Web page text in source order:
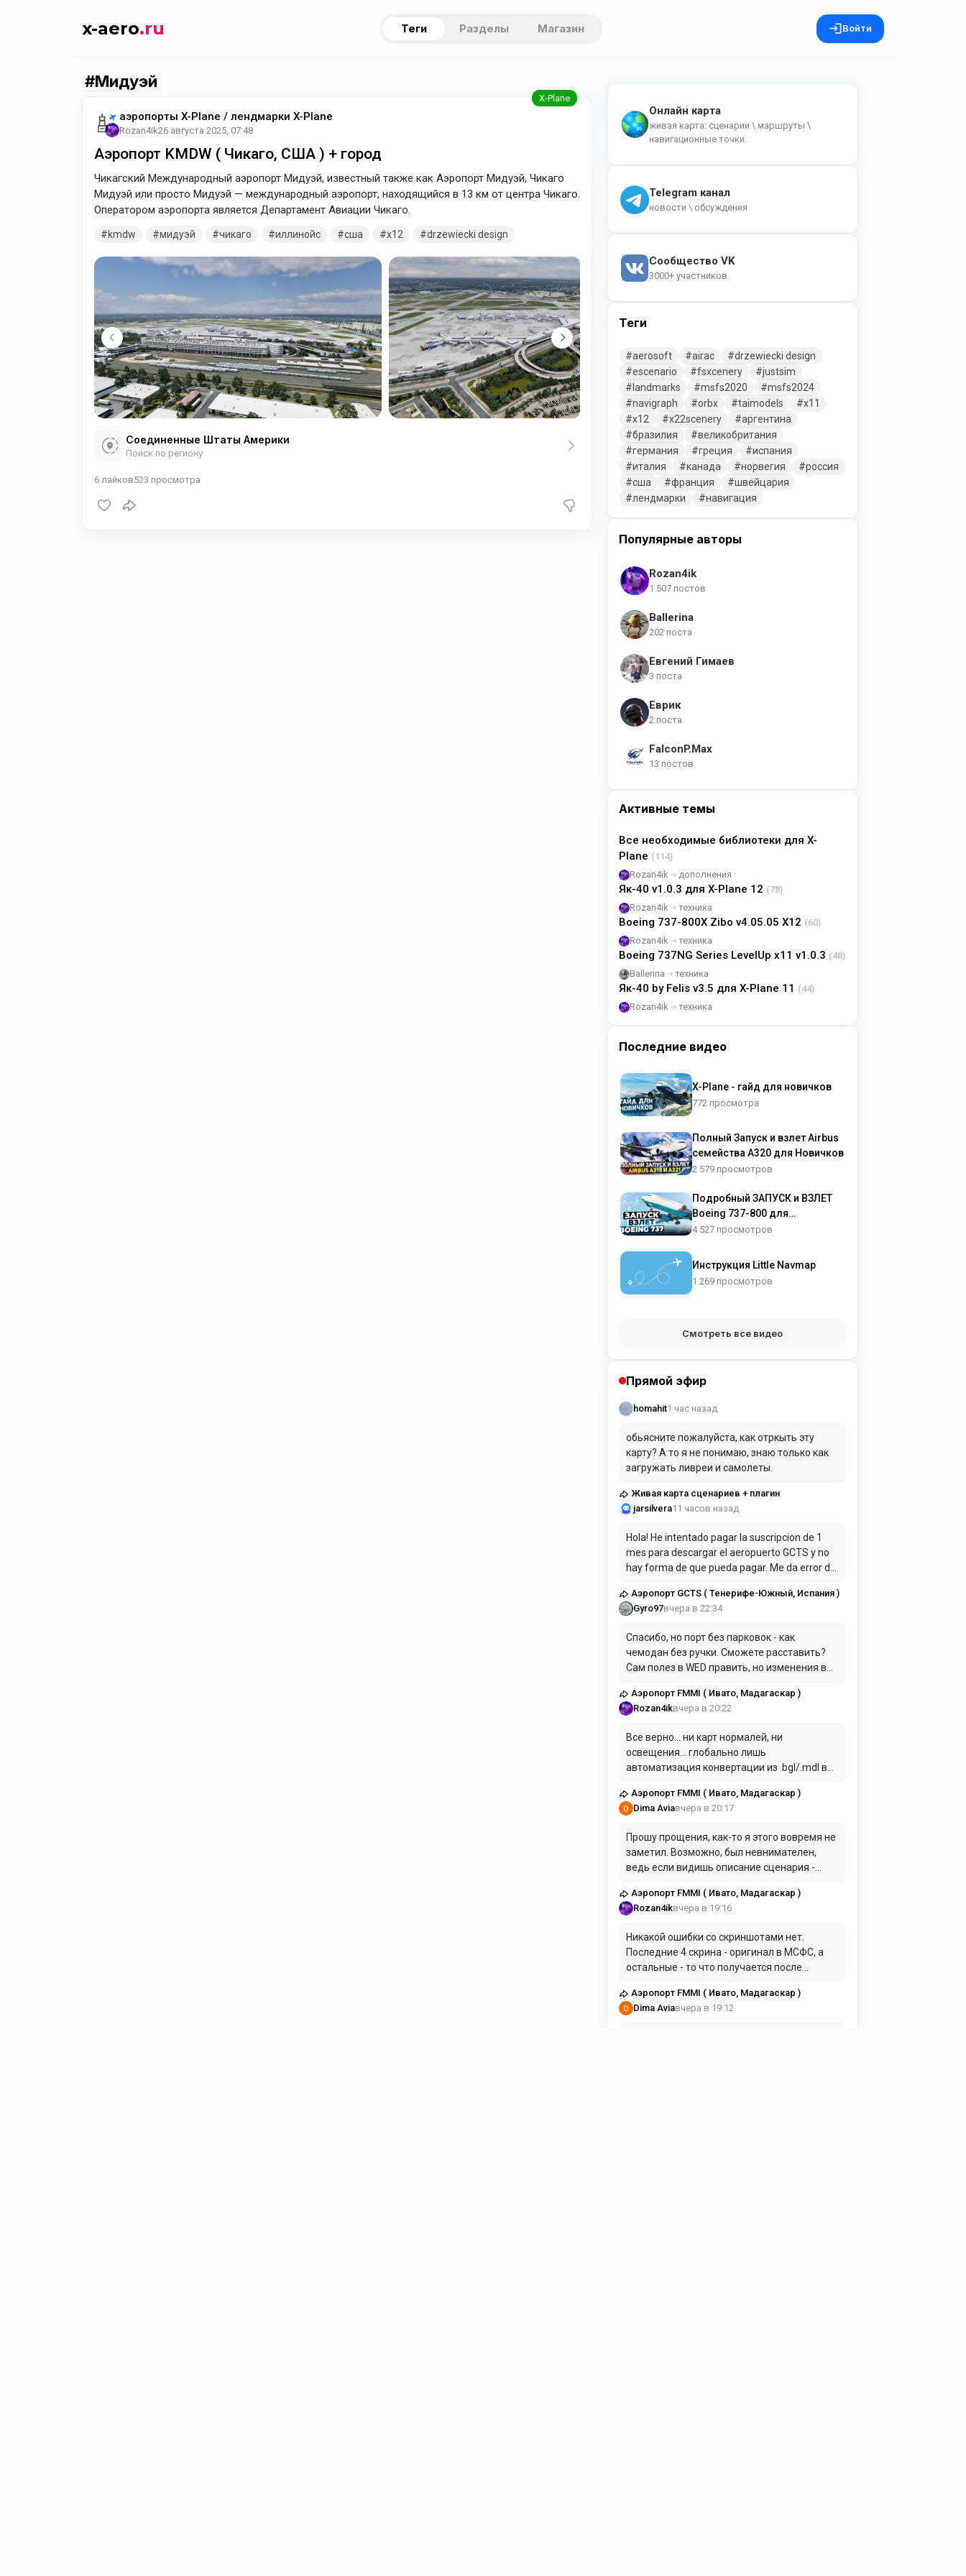
x-aero.ru Теги Разделы Магазин Войти
Мидуэй
аэропорты X-Plane / лендмарки X-Plane
Rozan4ik26 августа 2025, 07:48
Аэропорт KMDW ( Чикаго, США ) + город
Чикагский Международный аэропорт Мидуэй, известный также как Аэропорт Мидуэй, Чикаго
Мидуэй или просто Мидуэй — международный аэропорт, находящийся в 13 км от центра Чикаго.
Оператором аэропорта является Департамент Авиации Чикаго.
kmdw мидуэй чикаго иллинойс сша x12 drzewiecki design
Соединенные Штаты Америки
Поиск по региону
6 лайков523 просмотра
Онлайн карта
живая карта: сценарии \ маршруты \
навигационные точки.
Telegram канал
новости \ обсуждения
Сообщество VK
3000+ участников
Теги
aerosoft airac
drzewiecki design
escenario
fsxcenery
justsim
landmarks
msfs2020
msfs2024
navigraph
orbx taimodels
x11
x12
x22scenery
аргентина
бразилия
великобритания
германия
греция
испания
италия
канада норвегия
россия
сша
франция
швейцария
лендмарки
навигация
Популярные авторы
Rozan4ik
1 507 постов
Ballerina
202 поста
Евгений Гимаев
3 поста
Еврик
2 поста
FalconP.Max
13 постов
Активные темы
Все необходимые библиотеки для X-
Plane (114)
Rozan4ik
дополнения
Як-40 v1.0.3 для X-Plane 12 (78)
Rozan4ik
техника
Boeing 737-800X Zibo v4.05.05 X12 (60)
Rozan4ik
техника
Boeing 737NG Series LevelUp x11 v1.0.3 (48)
Ballerina
техника
Як-40 by Felis v3.5 для X-Plane 11 (44)
Rozan4ik
техника
Последние видео
X-Plane - гайд для новичков
772 просмотра
Полный Запуск и взлет Airbus
семейства A320 для Новичков
2 579 просмотров
Подробный ЗАПУСК и ВЗЛЕТ
Boeing 737-800 для
НОВИЧКОВ
4 527 просмотров
Инструкция Little Navmap
1 269 просмотров
Смотреть все видео
Прямой эфир
homahit1 час назад
обьясните пожалуйста, как отркыть эту
карту? А то я не понимаю, знаю только как
загружать ливреи и самолеты.
Живая карта сценариев + плагин
jarsilvera11 часов назад
Hola! He intentado pagar la suscripcion de 1
mes para descargar el aeropuerto GCTS y no
hay forma de que pueda pagar. Me da error de
Аэропорт GCTS ( Тенерифе-Южный, Испания )
Gyro97вчера в 22:34
Спасибо, но порт без парковок - как
чемодан без ручки. Сможете расставить?
Сам полез в WED править, но изменения в
Аэропорт FMMI ( Ивато, Мадагаскар )
Rozan4ikвчера в 20:22
Все верно… ни карт нормалей, ни
освещения… глобально лишь
автоматизация конвертации из .bgl/.mdl в
текстого редактора, фотошопа и wed ))
Аэропорт FMMI ( Ивато, Мадагаскар )
Dima Aviaвчера в 20:17
Прошу прощения, как-то я этого вовремя не
заметил. Возможно, был невнимателен,
ведь если видишь описание сценария -
Получается, что "возможности конвертера"
надо брать в очень большие кавычки (в
Аэропорт FMMI ( Ивато, Мадагаскар )
Rozan4ikвчера в 19:16
Никакой ошибки со скриншотами нет.
Последние 4 скрина - оригинал в МСФС, а
остальные - то что получается после
есть об этом информация.
Аэропорт FMMI ( Ивато, Мадагаскар )
Dima Aviaвчера в 19:12